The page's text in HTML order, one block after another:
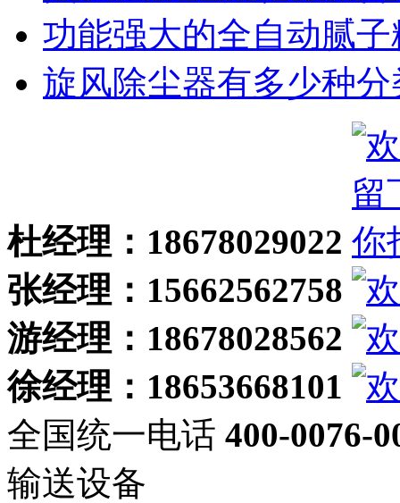
功能强大的全自动腻子
旋风除尘器有多少种分
杜经理：18678029022
张经理：15662562758
游经理：18678028562
徐经理：18653668101
全国统一电话 400-0076-
输送设备